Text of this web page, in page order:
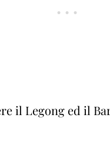
il Legong ed il